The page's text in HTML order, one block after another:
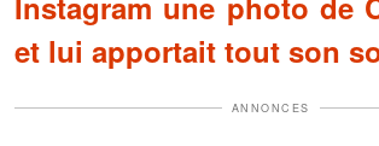
et lui apportait tout son
ANNONCES